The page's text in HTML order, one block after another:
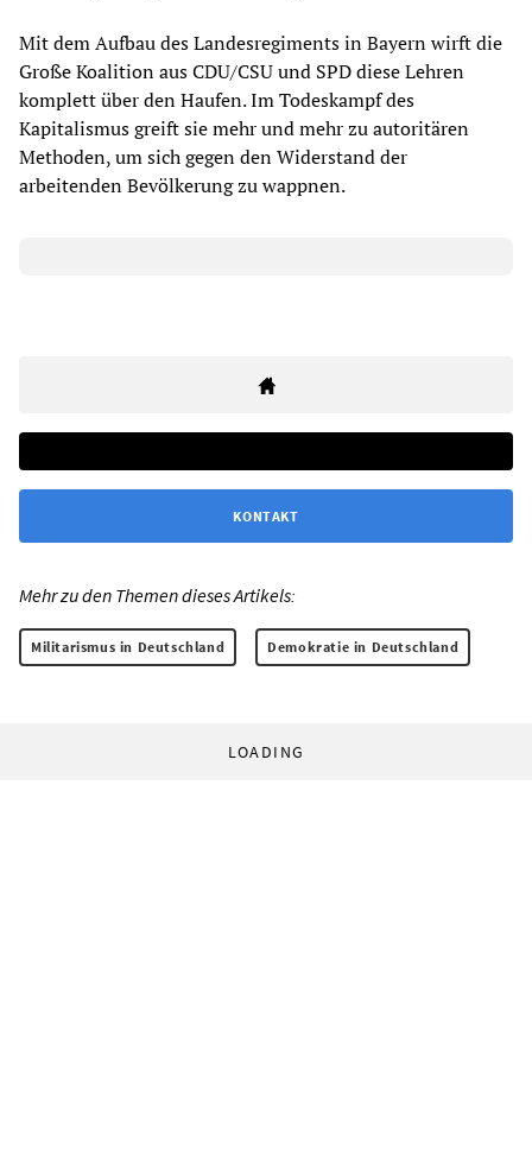
Mit dem Aufbau des Landesregiments in Bayern wirft die
Große Koalition aus CDU/CSU und SPD diese Lehren
komplett über den Haufen. Im Todeskampf des
Kapitalismus greift sie mehr und mehr zu autoritären
Methoden, um sich gegen den Widerstand der
arbeitenden Bevölkerung zu wappnen.
KONTAKT
Mehr zu den Themen dieses Artikels:
Militarismus in Deutschland Demokratie in Deutschland
LOADING